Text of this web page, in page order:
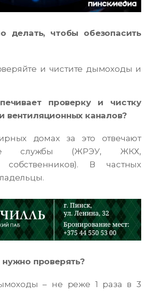
делать, чтобы обезопасить
и чистите дымоходы и
проверку и чистку
вентиляционных каналов?
домах за это отвечают
службы (ЖРЭУ, ЖКХ,
собственников). В частных
нужно проверять?
– не реже 1 раза в 3